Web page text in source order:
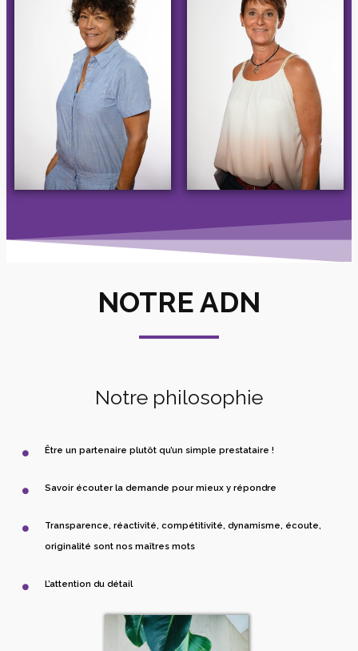
NOTRE ADN
Notre philosophie
Être un partenaire plutôt qu’un simple prestataire !
Savoir écouter la demande pour mieux y répondre
Transparence, réactivité, compétitivité, dynamisme, écoute,
originalité sont nos maîtres mots
L’attention du détail